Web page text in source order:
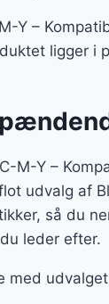
Y –
ligger i
M-Y –
udvalg af
så du
leder efter.
med